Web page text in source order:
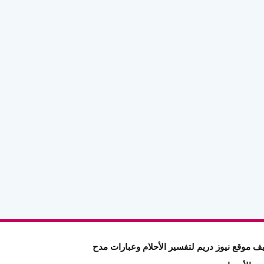
موقع نيوز دريم لتفسير الأحلام وعبارات مدح